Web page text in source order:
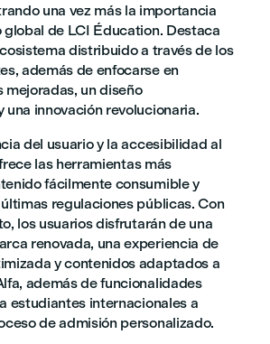
una vez más la importancia
de LCI Éducation. Destaca
distribuido a través de los
además de enfocarse en
mejoradas, un diseño
una innovación revolucionaria.
del usuario y la accesibilidad al
las herramientas más
fácilmente consumible y
regulaciones públicas. Con
los usuarios disfrutarán de una
renovada, una experiencia de
y contenidos adaptados a
además de funcionalidades
estudiantes internacionales a
de admisión personalizado.